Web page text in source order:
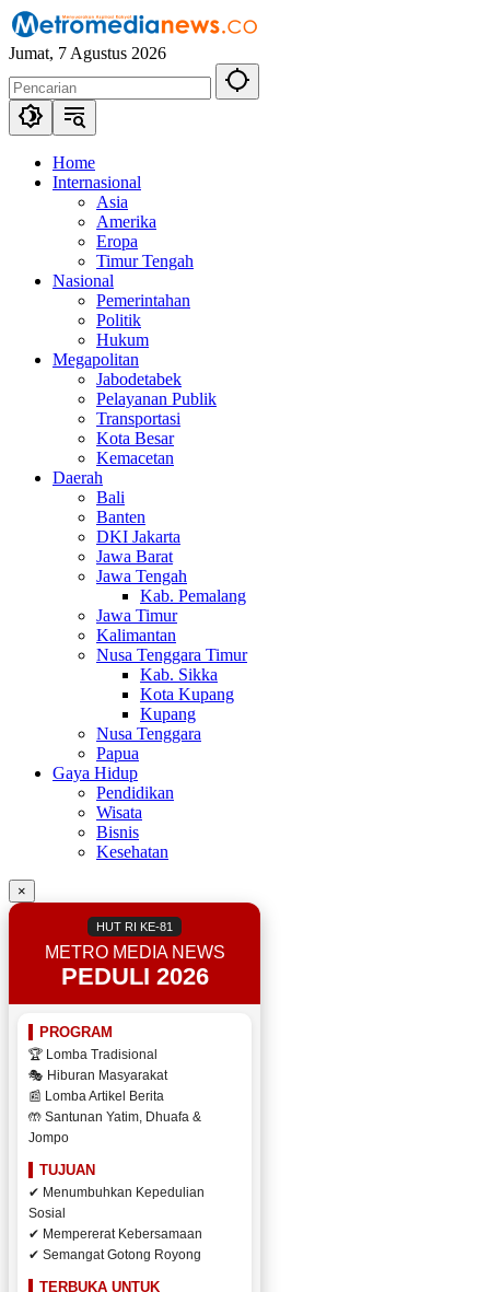
Langsung
ke
konten
Jumat, 7 Agustus 2026
Home
Internasional
Asia
Amerika
Eropa
Timur Tengah
Nasional
Pemerintahan
Politik
Hukum
Megapolitan
Jabodetabek
Pelayanan Publik
Transportasi
Kota Besar
Kemacetan
Daerah
Bali
Banten
DKI Jakarta
Jawa Barat
Jawa Tengah
Kab. Pemalang
Jawa Timur
Kalimantan
Nusa Tenggara Timur
Kab. Sikka
Kota Kupang
Kupang
Nusa Tenggara
Papua
Gaya Hidup
Pendidikan
Wisata
Bisnis
Kesehatan
×
HUT RI KE-81
METRO MEDIA NEWS
PEDULI 2026
PROGRAM
🏆 Lomba Tradisional
🎭 Hiburan Masyarakat
📰 Lomba Artikel Berita
🤲 Santunan Yatim, Dhuafa &
Jompo
TUJUAN
✔ Menumbuhkan Kepedulian
Sosial
✔ Mempererat Kebersamaan
✔ Semangat Gotong Royong
TERBUKA UNTUK